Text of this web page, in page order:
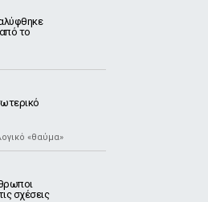
το
«θαύμα»
σχέσεις